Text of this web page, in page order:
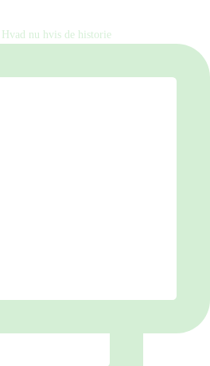
⁠ ⁠ Hvad nu hvis de historie